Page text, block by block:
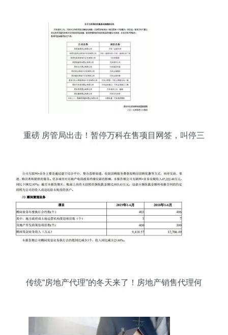
重磅 房管局出击！暂停万科在售项目网签，叫停三
传统“房地产代理”的冬天来了！房地产销售代理何